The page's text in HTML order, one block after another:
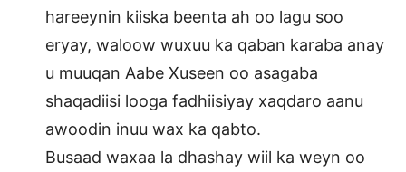
hareeynin kiiska beenta ah oo lagu soo
eryay, waloow wuxuu ka qaban karaba anay
u muuqan Aabe Xuseen oo asagaba
shaqadiisi looga fadhiisiyay xaqdaro aanu
awoodin inuu wax ka qabto.
Busaad waxaa la dhashay wiil ka weyn oo